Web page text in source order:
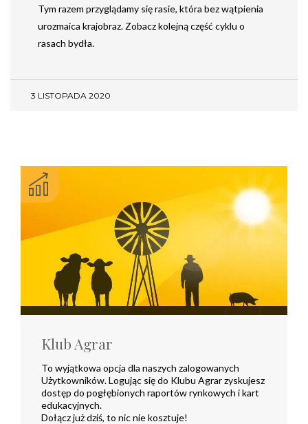
Tym razem przyglądamy się rasie, która bez wątpienia
urozmaica krajobraz. Zobacz kolejną część cyklu o
rasach bydła.
3 LISTOPADA 2020
Klub Agrar
To wyjątkowa opcja dla naszych zalogowanych
Użytkowników. Logując się do Klubu Agrar zyskujesz
dostęp do pogłębionych raportów rynkowych i kart
edukacyjnych.
Dołącz już dziś, to nic nie kosztuje!